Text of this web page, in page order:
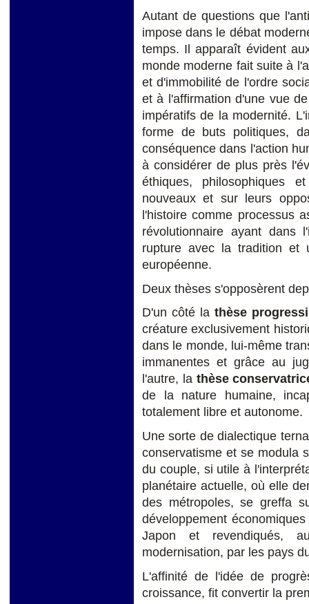
Autant de questions que
impose dans le débat
temps. Il apparaît évident
monde moderne fait suite à
et d'immobilité de l'ordre
et à l'affirmation d'une vue
impératifs de la modernité.
forme de buts politiques,
conséquence dans l'action
à considérer de plus près
éthiques, philosophiques
nouveaux et sur leurs
l'histoire comme processus
révolutionnaire ayant dans
rupture avec la tradition et
européenne.
Deux thèses s'opposèrent
D'un côté la thèse
créature exclusivement
dans le monde, lui-même
immanentes et grâce au
l'autre, la thèse
de la nature humaine,
totalement libre et autonome.
Une sorte de dialectique
conservatisme et se modula
du couple, si utile à
planétaire actuelle, où elle
des métropoles, se greffa
développement
Japon et revendiqués,
modernisation, par les pays
L'affinité de l'idée de
croissance, fit convertir la